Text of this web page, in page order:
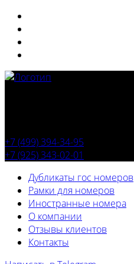
+7 (499) 394-34-95
+7 (925) 343-02-01
Дубликаты гос номеров
Рамки для номеров
Иностранные номера
О компании
Отзывы клиентов
Контакты